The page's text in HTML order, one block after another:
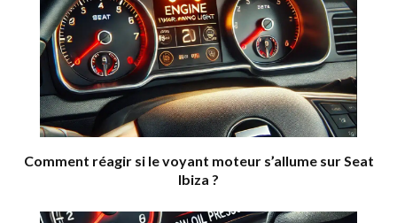
Comment réagir si le voyant moteur s’allume sur Seat
Ibiza ?